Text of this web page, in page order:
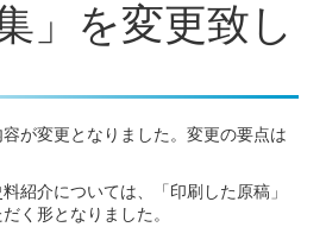
」を変更致し
が変更となりました。変更の要点は
紹介については、「印刷した原稿」
く形となりました。